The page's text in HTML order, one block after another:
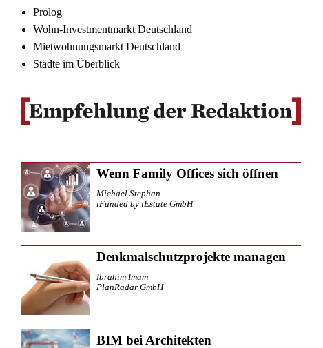
Prolog
Wohn-Investmentmarkt Deutschland
Mietwohnungsmarkt Deutschland
Städte im Überblick
Wenn Family Offices sich öffnen
Michael Stephan
iFunded by iEstate GmbH
Denkmalschutzprojekte managen
Ibrahim Imam
PlanRadar GmbH
BIM bei Architekten